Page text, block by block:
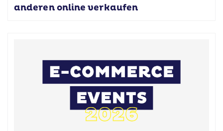
anderen online verkaufen